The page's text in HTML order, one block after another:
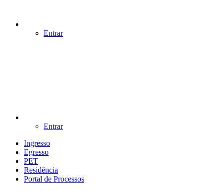
Entrar
Entrar
Ingresso
Egresso
PET
Residência
Portal de Processos